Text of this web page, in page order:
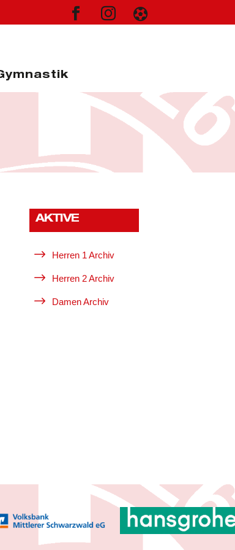
  
AKTIVE
$ Herren 1 Archiv
$ Herren 2 Archiv
$ Damen Archiv